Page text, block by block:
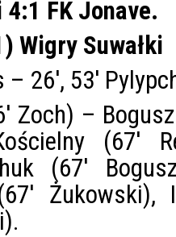
FK Jonave.
Wigry Suwałki
– 26′, 53′
Zoch) –
(67′
(67′
Żukowski),